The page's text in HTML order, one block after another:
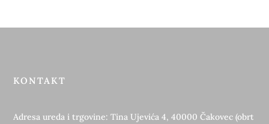
KONTAKT
Adresa ureda i trgovine: Tina Ujevića 4, 40000 Čakovec (obrt